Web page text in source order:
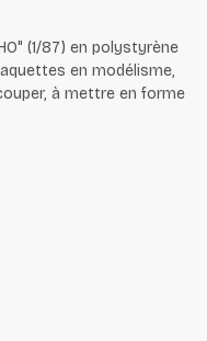
(1/87) en polystyrène
en modélisme,
à mettre en forme